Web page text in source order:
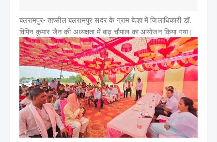
बलरामपुर- तहसील बलरामपुर सदर के ग्राम बेल्हा में जिलाधिकारी डॉ.
विपिन कुमार जैन की अध्यक्षता में बाढ़ चौपाल का आयोजन किया गया।